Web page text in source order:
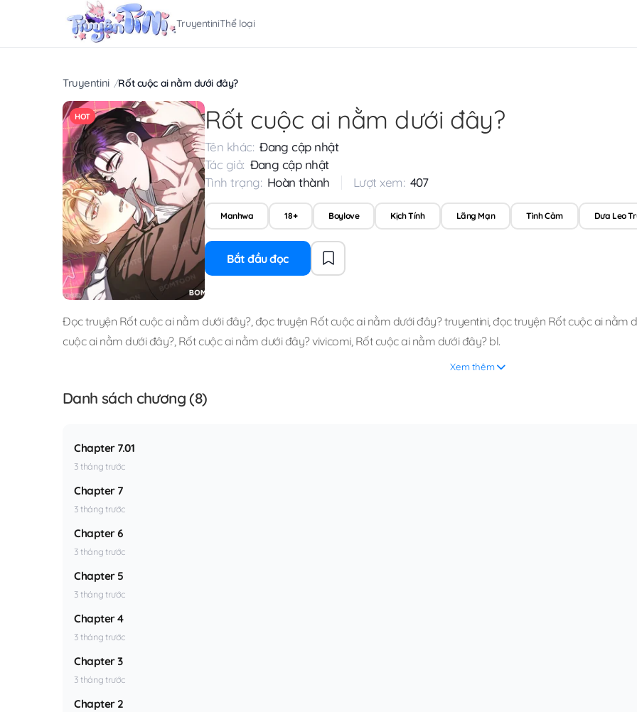
TruyentiniThể loại
Truyentini Rốt cuộc ai nằm dưới đây?
HOT Rốt cuộc ai nằm dưới đây?
Tên khác: Đang cập nhật
Tác giả: Đang cập nhật
Tình trạng: Hoàn thành Lượt xem: 407
Manhwa 18+ Boylove Kịch Tính Lãng Mạn Tình Cảm Dưa Leo
Bắt đầu đọc
Đọc truyện Rốt cuộc ai nằm dưới đây?,đọc truyện Rốt cuộc ai nằm dưới đây? truyentini,đọc truyện Rốt cuộc ai nằm
cuộc ai nằm dưới đây?, Rốt cuộc ai nằm dưới đây? vivicomi, Rốt cuộc ai nằm dưới đây? bl.
Xem thêm
Danh sách chương (8)
Chapter 7.01
3 tháng trước
Chapter 7
3 tháng trước
Chapter 6
3 tháng trước
Chapter 5
3 tháng trước
Chapter 4
3 tháng trước
Chapter 3
3 tháng trước
Chapter 2